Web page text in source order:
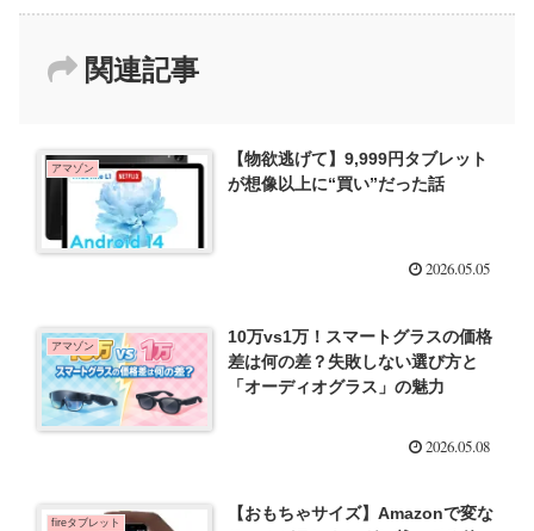
関連記事
アマゾン
【物欲逃げて】9,999円タブレット
が想像以上に“買い”だった話
2026.05.05
アマゾン
10万vs1万！スマートグラスの価格
差は何の差？失敗しない選び方と
「オーディオグラス」の魅力
2026.05.08
fireタブレット
【おもちゃサイズ】Amazonで変な